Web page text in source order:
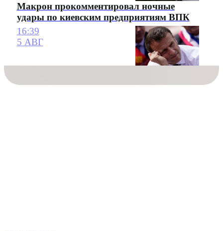
Макрон прокомментировал ночные
удары по киевским предприятиям ВПК
16:39
5 АВГ